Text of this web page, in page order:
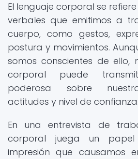
El lenguaje corporal se
verbales que emitimos a
cuerpo, como gestos,
postura y movimientos.
somos conscientes de ello,
corporal puede
poderosa sobre
actitudes y nivel de confianza.
En una entrevista de
corporal juega un
impresión que causamos